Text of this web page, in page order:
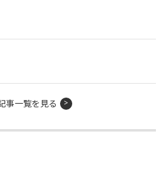
事一覧を見る